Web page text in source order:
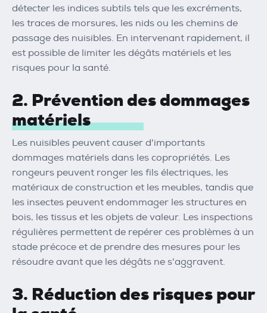
détecter les indices subtils tels que les excréments,
les traces de morsures, les nids ou les chemins de
passage des nuisibles. En intervenant rapidement, il
est possible de limiter les dégâts matériels et les
risques pour la santé.
2. Prévention des dommages
matériels
Les nuisibles peuvent causer d'importants
dommages matériels dans les copropriétés. Les
rongeurs peuvent ronger les fils électriques, les
matériaux de construction et les meubles, tandis que
les insectes peuvent endommager les structures en
bois, les tissus et les objets de valeur. Les inspections
régulières permettent de repérer ces problèmes à un
stade précoce et de prendre des mesures pour les
résoudre avant que les dégâts ne s'aggravent.
3. Réduction des risques pour